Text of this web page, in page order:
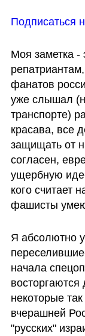
Подписаться
Моя заметка -
фанатов
уже слышал
транспорте)
красава, все
защищать от
согласен,
ущербную
кого считает
фашисты
Я абсолютно
начала
некоторые
вчерашней
"русских"